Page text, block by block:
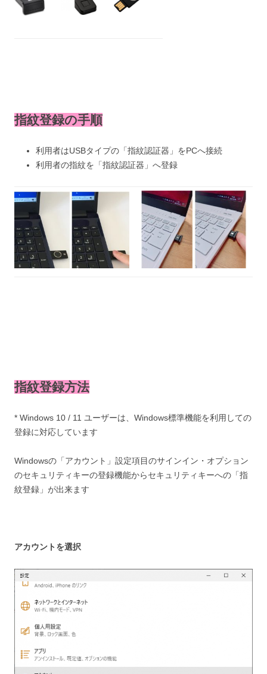
指紋登録の手順
利用者はUSBタイプの「指紋認証器」をPCへ接続
利用者の指紋を「指紋認証器」へ登録
指紋登録方法
* Windows 10 / 11 ユーザーは、Windows標準機能を利用しての
登録に対応しています
Windowsの「アカウント」設定項目のサインイン・オプション
のセキュリティキーの登録機能からセキュリティキーへの「指
紋登録」が出来ます
アカウントを選択